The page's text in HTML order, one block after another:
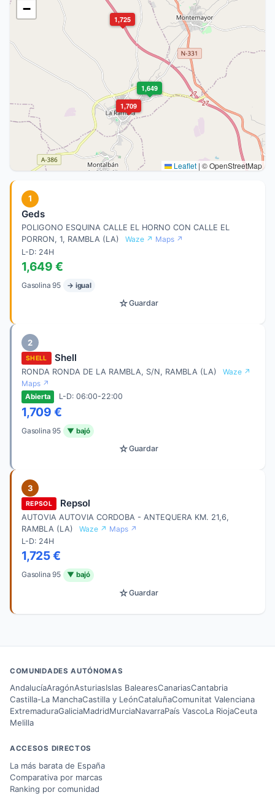
1,649
1,709
1,725
−
Leaflet | © OpenStreetMap
1
Geds
POLIGONO ESQUINA CALLE EL HORNO CON CALLE EL
PORRON, 1, RAMBLA (LA)
Waze ↗ Maps ↗
L-D: 24H
1,649 €
Gasolina 95 → igual
☆Guardar
2
SHELL Shell
RONDA RONDA DE LA RAMBLA, S/N, RAMBLA (LA)
Waze ↗
Maps ↗
Abierta L-D: 06:00-22:00
1,709 €
Gasolina 95 ▼ bajó
☆Guardar
3
REPSOL Repsol
AUTOVIA AUTOVIA CORDOBA - ANTEQUERA KM. 21,6,
RAMBLA (LA)
Waze ↗ Maps ↗
L-D: 24H
1,725 €
Gasolina 95 ▼ bajó
☆Guardar
COMUNIDADES AUTÓNOMAS
AndalucíaAragónAsturiasIslas BalearesCanariasCantabria
Castilla-La ManchaCastilla y LeónCataluñaComunitat Valenciana
ExtremaduraGaliciaMadridMurciaNavarraPaís VascoLa RiojaCeuta
Melilla
ACCESOS DIRECTOS
La más barata de España
Comparativa por marcas
Ranking por comunidad